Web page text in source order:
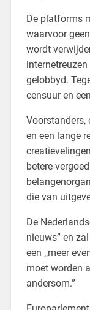
De platforms
waarvoor
wordt
gelobbyd.
censuur en
Voorstanders,
en een lange
betere
die van
De
nieuws” en
een ,,meer
moet worden
andersom.”